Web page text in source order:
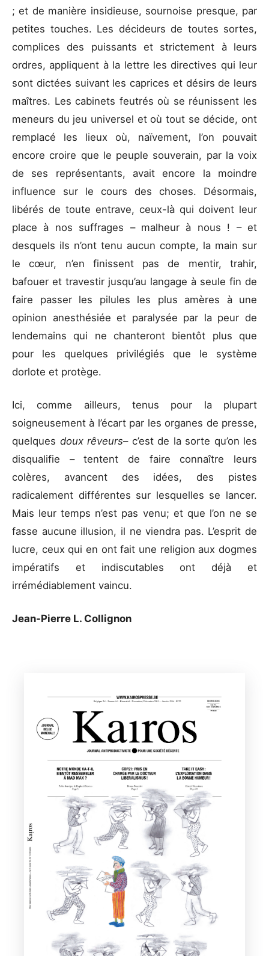
; et de manière insidieuse, sournoise presque, par
petites touches. Les décideurs de toutes sortes,
complices des puissants et strictement à leurs
ordres, appliquent à la lettre les directives qui leur
sont dictées suivant les caprices et désirs de leurs
maîtres. Les cabinets feutrés où se réunissent les
meneurs du jeu universel et où tout se décide, ont
remplacé les lieux où, naïvement, l’on pouvait
encore croire que le peuple souverain, par la voix
de ses représentants, avait encore la moindre
influence sur le cours des choses. Désormais,
libérés de toute entrave, ceux-là qui doivent leur
place à nos suffrages – malheur à nous ! – et
desquels ils n’ont tenu aucun compte, la main sur
le cœur, n’en finissent pas de mentir, trahir,
bafouer et travestir jusqu’au langage à seule fin de
faire passer les pilules les plus amères à une
opinion anesthésiée et paralysée par la peur de
lendemains qui ne chanteront bientôt plus que
pour les quelques privilégiés que le système
dorlote et protège.
Ici, comme ailleurs, tenus pour la plupart
soigneusement à l’écart par les organes de presse,
quelques doux rêveurs– c’est de la sorte qu’on les
disqualifie – tentent de faire connaître leurs
colères, avancent des idées, des pistes
radicalement différentes sur lesquelles se lancer.
Mais leur temps n’est pas venu; et que l’on ne se
fasse aucune illusion, il ne viendra pas. L’esprit de
lucre, ceux qui en ont fait une religion aux dogmes
impératifs et indiscutables ont déjà et
irrémédiablement vaincu.
Jean-Pierre L. Collignon